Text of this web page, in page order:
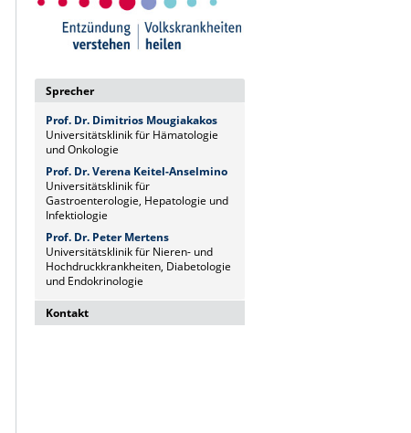
Sprecher
Prof. Dr. Dimitrios Mougiakakos
Universitätsklinik für Hämatologie
und Onkologie
Prof. Dr. Verena Keitel-Anselmino
Universitätsklinik für
Gastroenterologie, Hepatologie und
Infektiologie
Prof. Dr. Peter Mertens
Universitätsklinik für Nieren- und
Hochdruckkrankheiten, Diabetologie
und Endokrinologie
Kontakt